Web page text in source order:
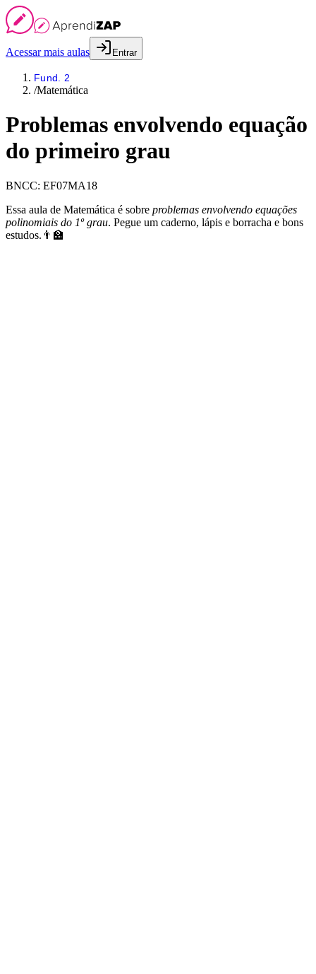
Acessar mais aulas Entrar
Fund. 2
/Matemática
Problemas envolvendo equação
do primeiro grau
BNCC: EF07MA18
Essa aula de Matemática é sobre problemas envolvendo equações
polinomiais do 1º grau. Pegue um caderno, lápis e borracha e bons
estudos.👨‍🏫